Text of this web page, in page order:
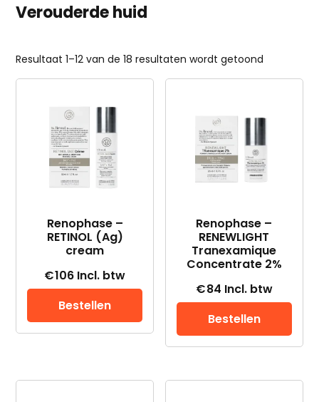
UV-bescherming (1)
Vitamine c (4)
Verouderde huid
Resultaat 1–12 van de 18 resultaten wordt getoond
op
Renophase –
RETINOL (Ag)
cream
€106 Incl. btw
Bestellen
Renophase –
RENEWLIGHT
Tranexamique
Concentrate 2%
€84 Incl. btw
Bestellen